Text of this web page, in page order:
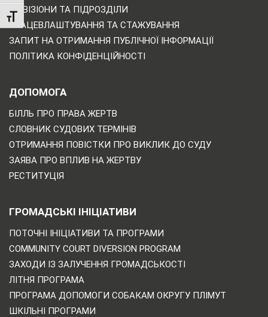
TOGGLE FONT SIZE
ДИВІЗІОНИ ТА ПІДРОЗДІЛИ
ПРАЦЕВЛАШТУВАННЯ ТА СТАЖУВАННЯ
ЗАПИТ НА ОТРИМАННЯ ПУБЛІЧНОЇ ІНФОРМАЦІЇ
ПОЛІТИКА КОНФІДЕНЦІЙНОСТІ
ДОПОМОГА
БІЛЛЬ ПРО ПРАВА ЖЕРТВ
СЛОВНИК СУДОВИХ ТЕРМІНІВ
ОТРИМАННЯ ПОВІСТКИ ПРО ВИКЛИК ДО СУДУ
ЗАЯВА ПРО ВПЛИВ НА ЖЕРТВУ
РЕСТИТУЦІЯ
ГРОМАДСЬКІ ІНІЦІАТИВИ
ПОТОЧНІ ІНІЦІАТИВИ ТА ПРОГРАМИ
COMMUNITY COURT DIVERSION PROGRAM
ЗАХОДИ ІЗ ЗАЛУЧЕННЯ ГРОМАДСЬКОСТІ
ЛІТНЯ ПРОГРАМА
ПРОГРАМА ДОПОМОГИ СОБАКАМ ОКРУГУ ПЛІМУТ
ШКІЛЬНІ ПРОГРАМИ